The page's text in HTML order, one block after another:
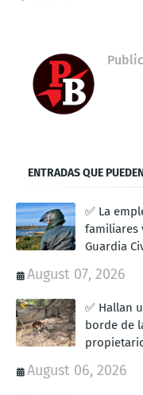
ENTRADAS QUE
✅ La
familiares
Guardia
August 07, 2026
✅ Hallan
borde de
August 06, 2026